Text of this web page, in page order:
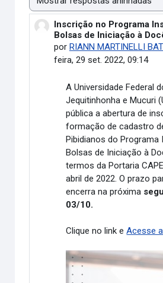
Modo de visualização
Inscrição no Programa
Bolsas de Iniciação à
por RIANN MARTINELLI
feira, 29 set. 2022, 09:14
Número de respostas: 0
A Universidade Federal
Jequitinhonha e Mucuri
pública a abertura de
formação de cadastro
Pibidianos do Programa
Bolsas de Iniciação à
termos da Portaria
abril de 2022. O prazo
encerra na próxima
03/10.
Clique no link eAcesse